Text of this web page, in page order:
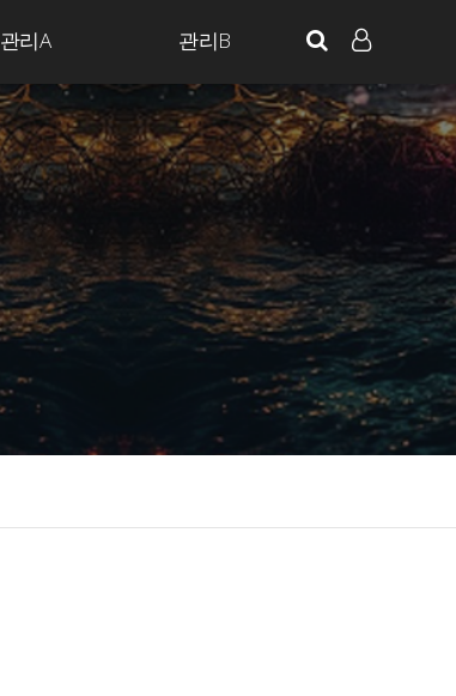
LOG IN
SIGN UP
관리A 관리B